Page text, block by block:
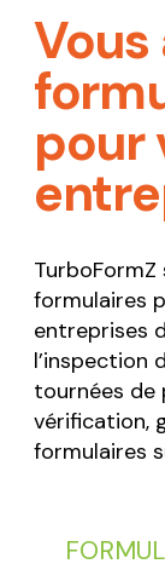
Vous
pour
formulaires
entreprises
l’inspection
tournées de
vérification,
formulaires